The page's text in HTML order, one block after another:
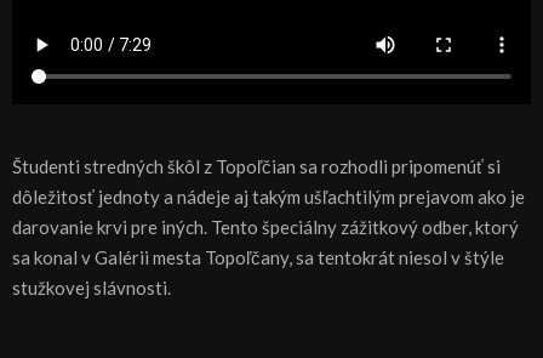
Študenti stredných škôl z Topoľčian sa rozhodli pripomenúť si
dôležitosť jednoty a nádeje aj takým ušľachtilým prejavom ako je
darovanie krvi pre iných. Tento špeciálny zážitkový odber, ktorý
sa konal v Galérii mesta Topoľčany, sa tentokrát niesol v štýle
stužkovej slávnosti.